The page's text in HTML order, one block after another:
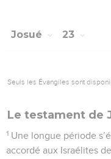
Josué 23
Seuls les Évangiles sont
Le testament de
1 Une longue période
accordé aux Israélites